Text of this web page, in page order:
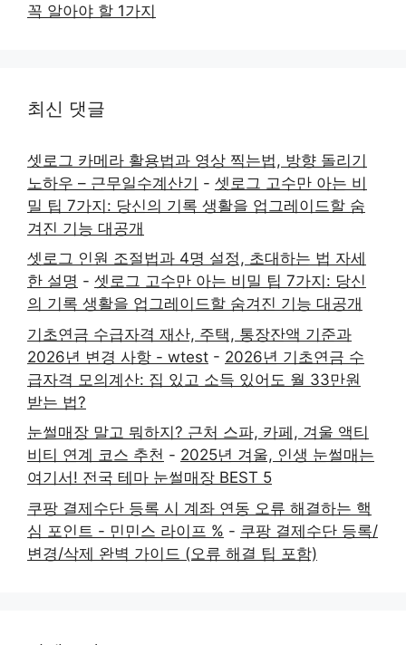
꼭 알아야 할 1가지
최신 댓글
셋로그 카메라 활용법과 영상 찍는법, 방향 돌리기
노하우 – 근무일수계산기 - 셋로그 고수만 아는 비
밀 팁 7가지: 당신의 기록 생활을 업그레이드할 숨
겨진 기능 대공개
셋로그 인원 조절법과 4명 설정, 초대하는 법 자세
한 설명 - 셋로그 고수만 아는 비밀 팁 7가지: 당신
의 기록 생활을 업그레이드할 숨겨진 기능 대공개
기초연금 수급자격 재산, 주택, 통장잔액 기준과
2026년 변경 사항 - wtest - 2026년 기초연금 수
급자격 모의계산: 집 있고 소득 있어도 월 33만원
받는 법?
눈썰매장 말고 뭐하지? 근처 스파, 카페, 겨울 액티
비티 연계 코스 추천 - 2025년 겨울, 인생 눈썰매는
여기서! 전국 테마 눈썰매장 BEST 5
쿠팡 결제수단 등록 시 계좌 연동 오류 해결하는 핵
심 포인트 - 민민스 라이프 % - 쿠팡 결제수단 등록/
변경/삭제 완벽 가이드 (오류 해결 팁 포함)